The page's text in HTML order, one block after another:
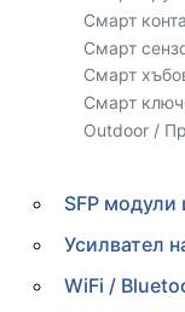
Смарт
Смарт
Смарт
Смарт
Outdoor /
SFP модули
Усилвател
WiFi /